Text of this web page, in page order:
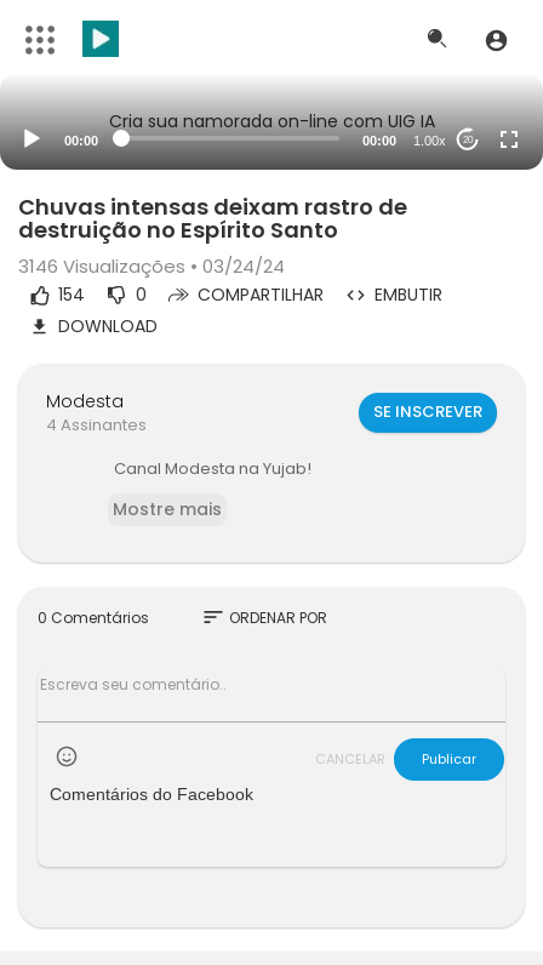
Cria sua namorada on-line com UIG IA
00:00 00:00 1.00x 20
Chuvas intensas deixam rastro de
destruição no Espírito Santo
3146 Visualizações • 03/24/24
154 0 COMPARTILHAR
EMBUTIR
DOWNLOAD
Modesta
4 Assinantes
SE INSCREVER
Canal Modesta na Yujab!
Mostre mais
0 Comentários sort ORDENAR POR
CANCELAR
Publicar
Comentários do Facebook